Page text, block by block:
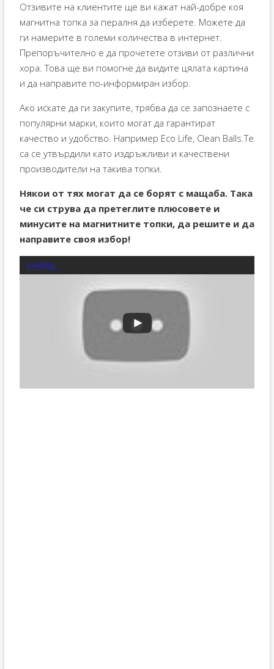
Отзивите на клиентите ще ви кажат най-добре коя
магнитна топка за пералня да изберете. Можете да
ги намерите в големи количества в интернет.
Препоръчително е да прочетете отзиви от различни
хора. Това ще ви помогне да видите цялата картина
и да направите по-информиран избор.
Ако искате да ги закупите, трябва да се запознаете с
популярни марки, които могат да гарантират
качество и удобство. Например Eco Life, Clean Balls.Те
са се утвърдили като издръжливи и качествени
производители на такива топки.
Някои от тях могат да се борят с мащаба. Така
че си струва да претеглите плюсовете и
минусите на магнитните топки, да решите и да
направите своя избор!
Loading...